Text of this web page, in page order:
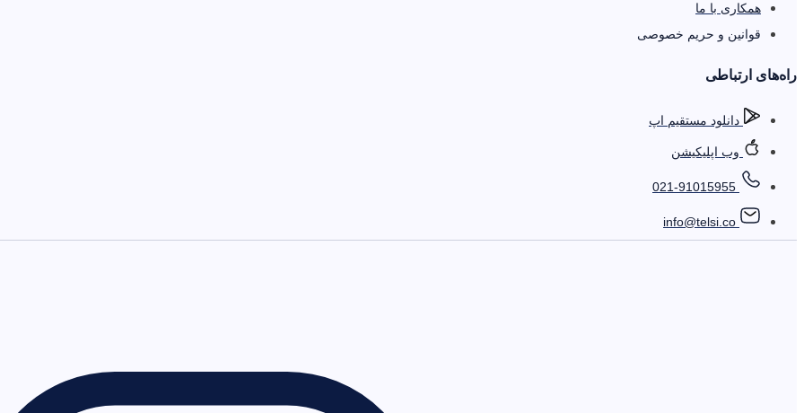
همکاری با ما
قوانین و حریم خصوصی
را‌ه‌های ارتباطی
دانلود مستقیم اپ
وب اپلیکیشن
021-91015955
info@telsi.co